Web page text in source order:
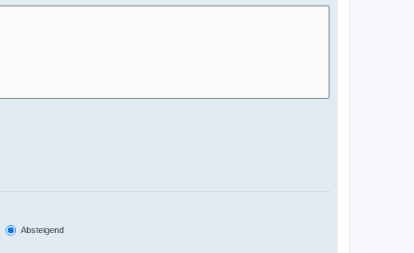
Absteigend